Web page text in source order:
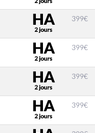
399€
399€
399€
399€